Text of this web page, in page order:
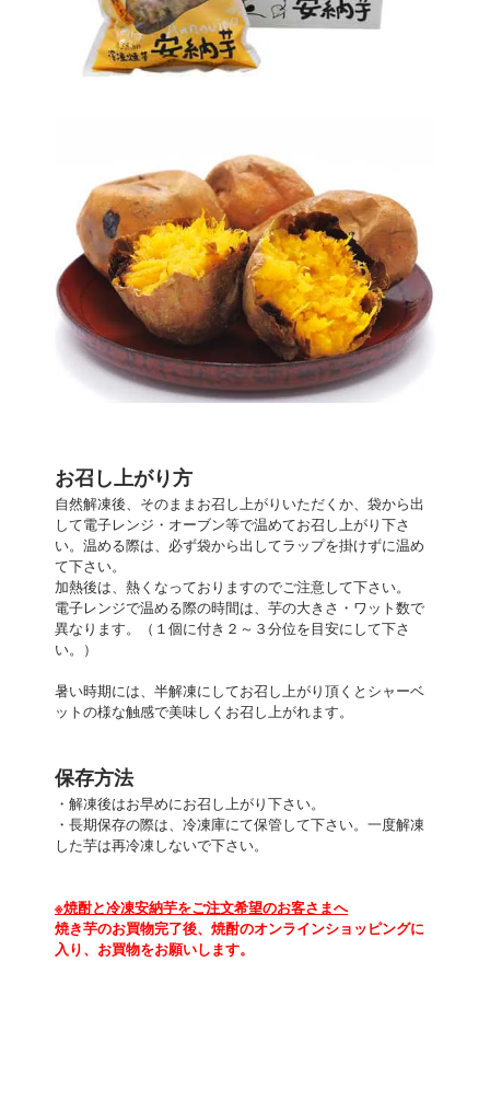
お召し上がり方
自然解凍後、そのままお召し上がりいただくか、袋から出
して電子レンジ・オーブン等で温めてお召し上がり下さ
い。温める際は、必ず袋から出してラップを掛けずに温め
て下さい。
加熱後は、熱くなっておりますのでご注意して下さい。
電子レンジで温める際の時間は、芋の大きさ・ワット数で
異なります。（１個に付き２～３分位を目安にして下さ
い。）
暑い時期には、半解凍にしてお召し上がり頂くとシャーベ
ットの様な触感で美味しくお召し上がれます。
保存方法
・解凍後はお早めにお召し上がり下さい。
・長期保存の際は、冷凍庫にて保管して下さい。一度解凍
した芋は再冷凍しないで下さい。
※焼酎と冷凍安納芋をご注文希望のお客さまへ
焼き芋のお買物完了後、焼酎のオンラインショッピングに
入り、お買物をお願いします。